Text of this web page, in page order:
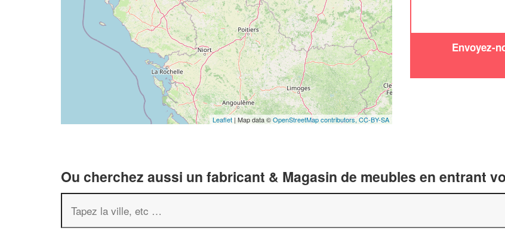
Leaflet | Map data ©OpenStreetMap contributors,CC-BY-SA
Envoyez-
Ou cherchez aussi un fabricant & Magasin de meubles en entrant